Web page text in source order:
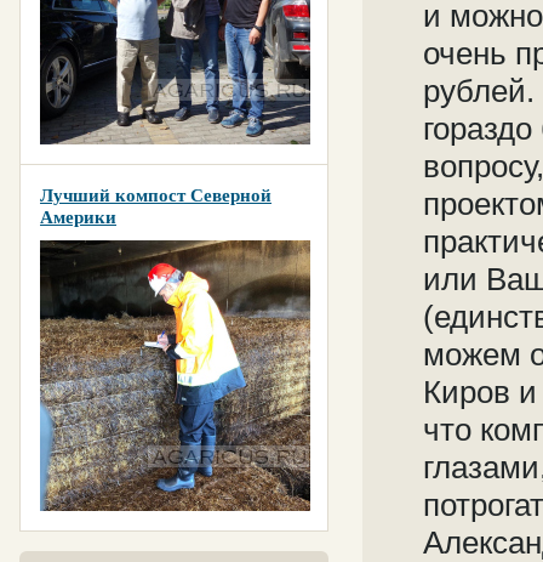
Лучший компост Северной
Америки
и
очень
или
можем
Киров
что